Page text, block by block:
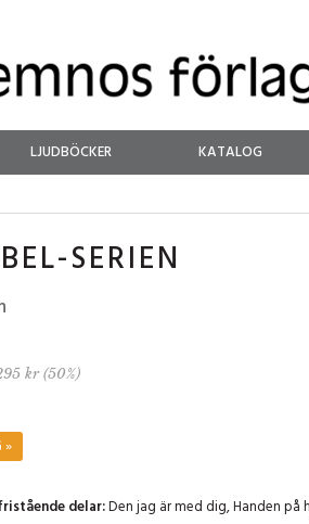
LJUDBÖCKER KATALOG
SERIEN
kr (50%)
»
delar:Den jag är med dig, Handen på